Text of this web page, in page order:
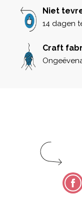
Niet
14 dagen
Craft